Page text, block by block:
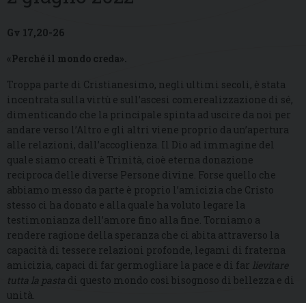
Gv 17,20-26
«Perché il mondo creda».
Troppa parte di Cristianesimo, negli ultimi secoli, è stata
incentrata sulla virtù e sull’ascesi comerealizzazione di sé,
dimenticando che la principale spinta ad uscire da noi per
andare verso l’Altro e gli altri viene proprio da un’apertura
alle relazioni, dall’accoglienza. Il Dio ad immagine del
quale siamo creati è Trinità, cioè eterna donazione
reciproca delle diverse Persone divine. Forse quello che
abbiamo messo da parte è proprio l’amicizia che Cristo
stesso ci ha donato e alla quale ha voluto legare la
testimonianza dell’amore fino alla fine. Torniamo a
rendere ragione della speranza che ci abita attraverso la
capacità di tessere relazioni profonde, legami di fraterna
amicizia, capaci di far germogliare la pace e di far lievitare
tutta la pasta di questo mondo così bisognoso di bellezza e di
unità.